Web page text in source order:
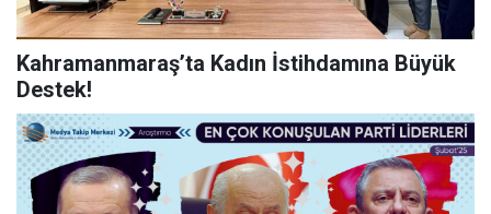
Kahramanmaraş’ta Kadın İstihdamına Büyük
Destek!